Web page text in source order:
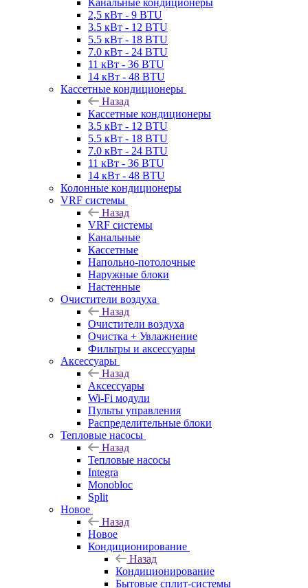
Канальные кондиционеры
2,5 кВт - 9 BTU
3.5 кВт - 12 BTU
5.5 кВт - 18 BTU
7.0 кВт - 24 BTU
11 кВт - 36 BTU
14 кВт - 48 BTU
Кассетные кондиционеры
Назад
Кассетные кондиционеры
3.5 кВт - 12 BTU
5.5 кВт - 18 BTU
7.0 кВт - 24 BTU
11 кВт - 36 BTU
14 кВт - 48 BTU
Колонные кондиционеры
VRF системы
Назад
VRF системы
Канальные
Кассетные
Напольно-потолочные
Наружные блоки
Настенные
Очистители воздуха
Назад
Очистители воздуха
Очистка + Увлажнение
Фильтры и аксессуары
Аксессуары
Назад
Аксессуары
Wi-Fi модули
Пульты управления
Распределительные блоки
Тепловые насосы
Назад
Тепловые насосы
Integra
Monobloc
Split
Новое
Назад
Новое
Кондиционирование
Назад
Кондиционирование
Бытовые сплит-системы